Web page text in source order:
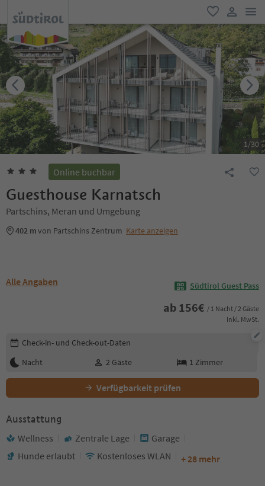
favorit
user link
1/30
Online buchbar
Guesthouse Karnatsch
Partschins, Meran und Umgebung
402 mvon Partschins Zentrum Karte anzeigen
Alle Angaben Südtirol Guest Pass
ab 156€ / 1 Nacht / 2 Gäste
Inkl. MwSt.
Buchungsdetails bearbeiten
Check-in- und Check-out-Daten
Nacht
2 Gäste 1 Zimmer
Verfügbarkeit prüfen
Ausstattung
Wellness Zentrale Lage
Garage
Hunde erlaubt
Kostenloses WLAN + 28 mehr